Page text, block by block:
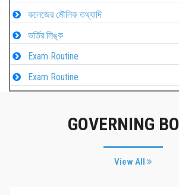
কলেজের মৌলিক তথ্যাদি
ভর্তির লিঙ্ক
Exam Routine
Exam Routine
GOVERNING
View All